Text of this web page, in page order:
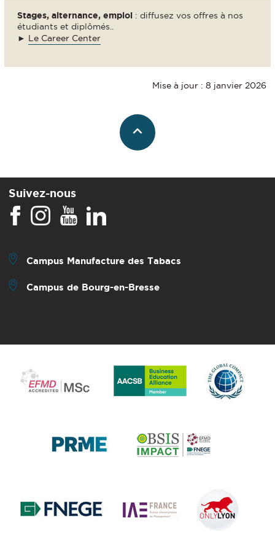
Stages, alternance, emploi : diffusez vos offres à nos
étudiants et diplômés..
► Le Career Center
Mise à jour : 8 janvier 2026
Suivez-nous
Campus Manufacture des Tabacs
Campus de Bourg-en-Bresse